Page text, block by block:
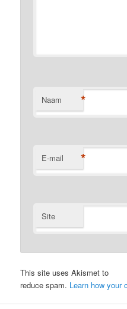
Naam *
E-mail *
Site
This site uses Akismet to
reduce spam. Learn how your